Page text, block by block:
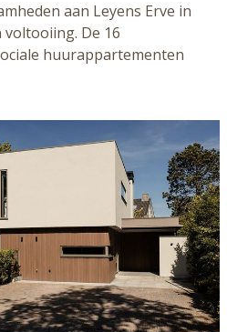
aan Leyens Erve in
De 16
huurappartementen